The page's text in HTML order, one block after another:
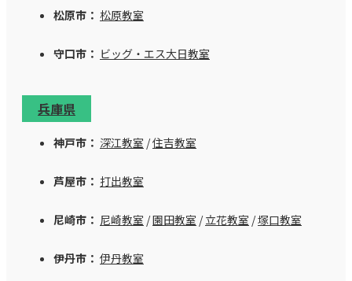
松原市： 松原教室
守口市： ビッグ・エス大日教室
兵庫県
神戸市： 深江教室 /住吉教室
芦屋市： 打出教室
尼崎市： 尼崎教室 /園田教室 /立花教室 /塚口教室
伊丹市： 伊丹教室